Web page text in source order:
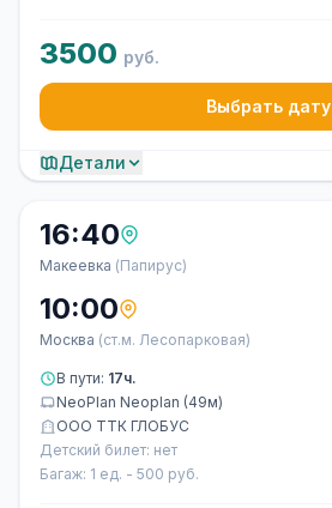
3500 руб.
Выбрать дату
Детали
16:40
Макеевка (Папирус)
10:00
Москва (ст.м. Лесопарковая)
В пути: 17ч.
NeoPlan Neoplan (49м)
ООО ТТК ГЛОБУС
Детский билет: нет
Багаж: 1 ед. - 500 руб.